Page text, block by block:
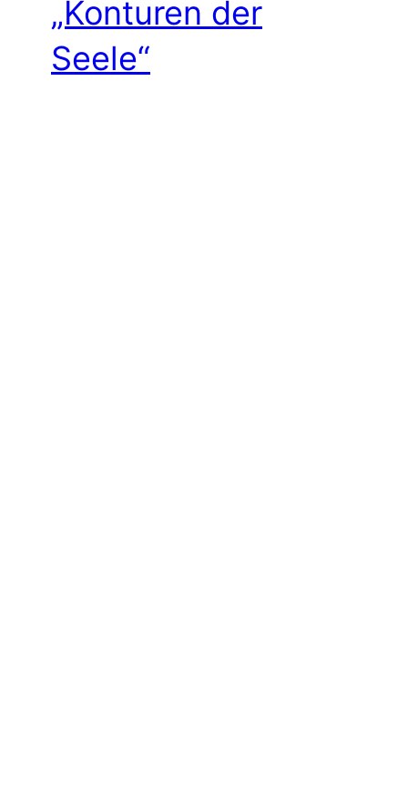
„Konturen der
Seele“